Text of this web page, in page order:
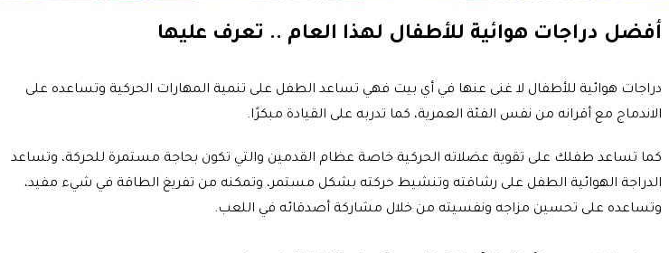
أفضل دراجات هوائية للأطفال لهذا العام .. تعرف عليها
دراجات هوائية للأطفال لا غنى عنها في أي بيت فهي تساعد الطفل على تنمية المهارات الحركية وتساعده على
الاندماج مع أقرانه من نفس الفئة العمرية، كما تدربه على القيادة مبكرًا.
كما تساعد طفلك على تقوية عضلاته الحركية خاصة عظام القدمين والتي تكون بحاجة مستمرة للحركة، وتساعد
الدراجة الهوائية الطفل على رشاقته وتنشيط حركته بشكل مستمر، وتمكنه من تفريغ الطاقة في شيء مفيد،
وتساعده على تحسين مزاجه ونفسيته من خلال مشاركة أصدقائه في اللعب.